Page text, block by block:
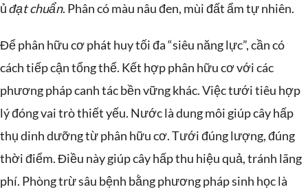
ủđạt chuẩn. Phân có màu nâu đen, mùi đất ẩm tự nhiên.
Để phân hữu cơ phát huy tối đa “siêu năng lực”, cần có
cách tiếp cận tổng thể. Kết hợp phân hữu cơ với các
phương pháp canh tác bền vững khác. Việc tưới tiêu hợp
lý đóng vai trò thiết yếu. Nước là dung môi giúp cây hấp
thụ dinh dưỡng từ phân hữu cơ. Tưới đúng lượng, đúng
thời điểm. Điều này giúp cây hấp thu hiệu quả, tránh lãng
phí. Phòng trừ sâu bệnh bằng phương pháp sinh học là